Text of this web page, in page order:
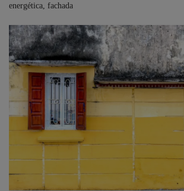
energética fachada